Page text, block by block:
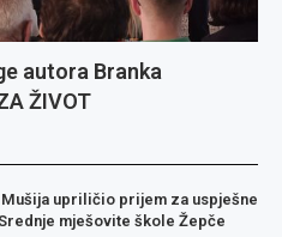
autora Branka
ŽIVOT
upriličio prijem za uspješne
mješovite škole Žepče